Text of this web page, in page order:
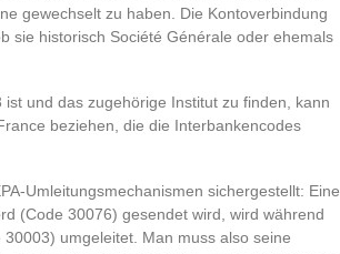
gewechselt zu haben. Die Kontoverbindung
sie historisch Société Générale oder ehemals
und das zugehörige Institut zu finden, kann
beziehen, die die Interbankencodes
Umleitungsmechanismen sichergestellt: Eine
(Code 30076) gesendet wird, wird während
umgeleitet. Man muss also seine